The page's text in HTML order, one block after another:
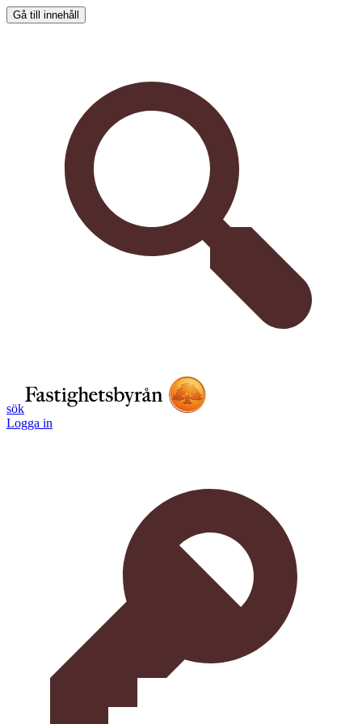
Gå till innehåll
sök
Logga in